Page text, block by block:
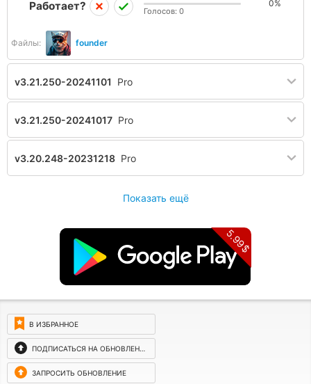
Файлы: founder
Работает? 0%
Голосов: 0
v3.21.250-20241101 Pro
v3.21.250-20241017 Pro
v3.20.248-20231218 Pro
Показать ещё
5.99$
В ИЗБРАННОЕ
ПОДПИСАТЬСЯ НА ОБНОВЛЕНИЯ
ЗАПРОСИТЬ ОБНОВЛЕНИЕ